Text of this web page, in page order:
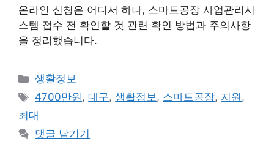
온라인 신청은 어디서 하나, 스마트공장 사업관리시
스템 접수 전 확인할 것 관련 확인 방법과 주의사항
을 정리했습니다.
카
테
리
생활정보
태
그
4700만원,대구,생활정보, 스마트공장, 지원,
최대
댓글 남기기